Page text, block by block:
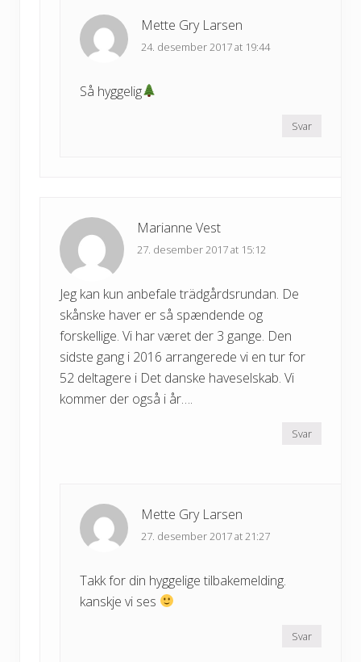
Mette Gry Larsen
24. desember 2017 at 19:44
Så hyggelig
Svar
Marianne Vest
27. desember 2017 at 15:12
Jeg kan kun anbefale trädgårdsrundan. De
skånske haver er så spændende og
forskellige. Vi har været der 3 gange. Den
sidste gang i 2016 arrangerede vi en tur for
52 deltagere i Det danske haveselskab. Vi
kommer der også i år….
Svar
Mette Gry Larsen
27. desember 2017 at 21:27
Takk for din hyggelige tilbakemelding.
kanskje vi ses
Svar